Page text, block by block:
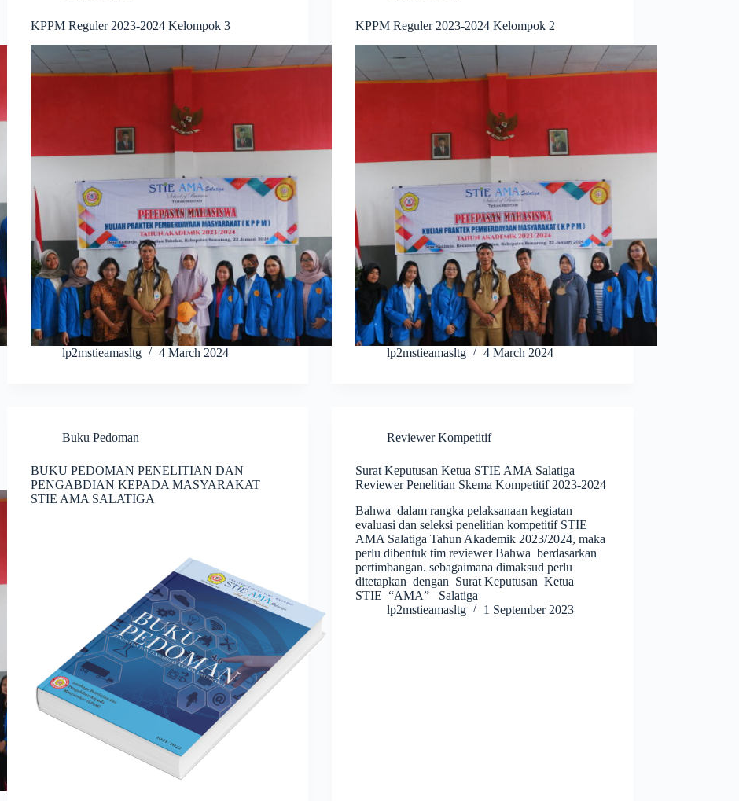
KPPM Reguler 2023-2024 Kelompok 3
lp2mstieamasltg 4 March 2024
KPPM Reguler 2023-2024 Kelompok 2
lp2mstieamasltg 4 March 2024
Buku Pedoman
BUKU PEDOMAN PENELITIAN DAN
PENGABDIAN KEPADA MASYARAKAT
STIE AMA SALATIGA
Reviewer Kompetitif
Surat Keputusan Ketua STIE AMA Salatiga
Reviewer Penelitian Skema Kompetitif 2023-2024
Bahwa dalam rangka pelaksanaan kegiatan
evaluasi dan seleksi penelitian kompetitif STIE
AMA Salatiga Tahun Akademik 2023/2024, maka
perlu dibentuk tim reviewer Bahwa berdasarkan
pertimbangan. sebagaimana dimaksud perlu
ditetapkan dengan Surat Keputusan Ketua
STIE “AMA” Salatiga
lp2mstieamasltg
1 September 2023